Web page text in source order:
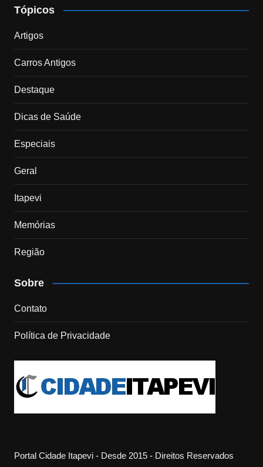
Tópicos
Artigos
Carros Antigos
Destaque
Dicas de Saúde
Especiais
Geral
Itapevi
Memórias
Região
Sobre
Contato
Política de Privacidade
Portal Cidade Itapevi - Desde 2015 - Direitos Reservados